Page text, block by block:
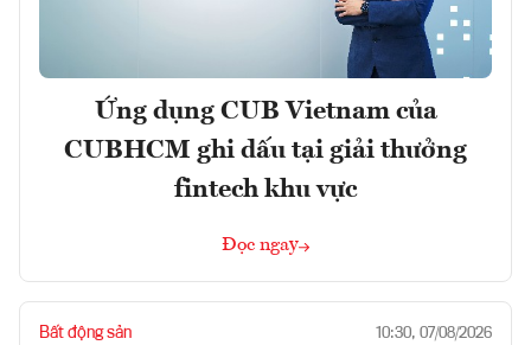
Ứng dụng CUB Vietnam của
CUBHCM ghi dấu tại giải thưởng
fintech khu vực
Đọc ngay
Bất động sản 10:30, 07/08/2026